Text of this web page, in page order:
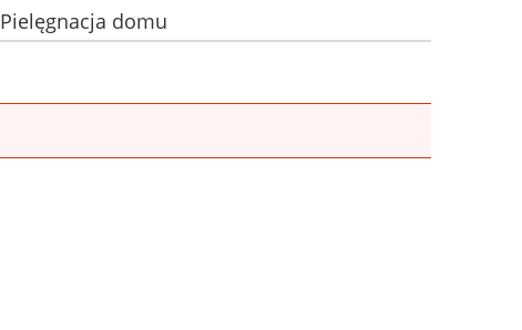
Pielęgnacja domu